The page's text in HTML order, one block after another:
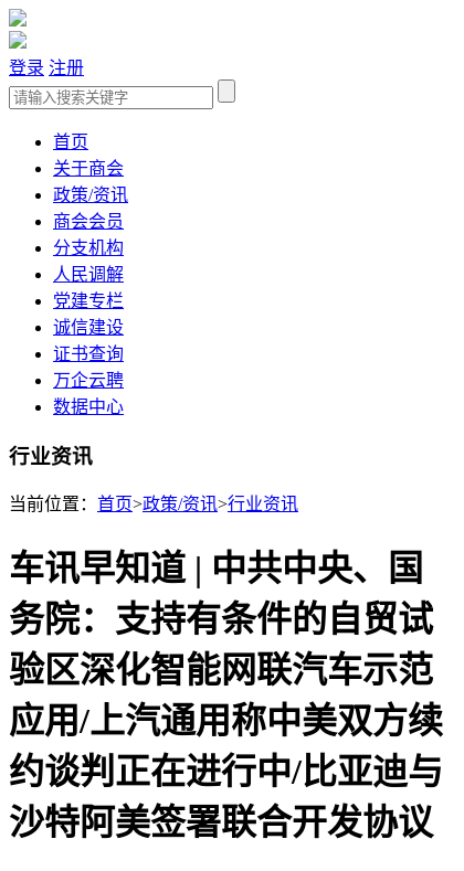
登录 注册
首页
关于商会
政策/资讯
商会会员
分支机构
人民调解
党建专栏
诚信建设
证书查询
万企云聘
数据中心
行业资讯
当前位置： 首页>政策/资讯>行业资讯
车讯早知道 | 中共中央、国
务院：支持有条件的自贸试
验区深化智能网联汽车示范
应用/上汽通用称中美双方续
约谈判正在进行中/比亚迪与
沙特阿美签署联合开发协议